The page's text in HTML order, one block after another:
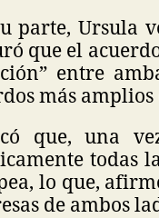
parte, Ursula
que el
entre
más
que, una
todas
lo que,
de ambos